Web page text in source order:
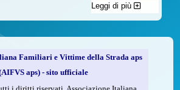
alle attività dell’A.I.F.V.S. a favore
e per dare giustizia ai superstiti ed ai
nulla: devolvere il 5 per mille della
o del modello 730.
Leggi di più
Familiari e Vittime della Strada aps
aps) - sito ufficiale